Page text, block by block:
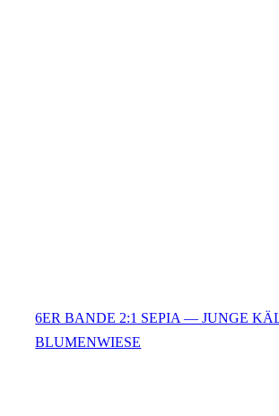
6ER BANDE 2:1 SEPIA — JUNGE
BLUMENWIESE